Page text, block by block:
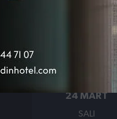
24 MART
SALI